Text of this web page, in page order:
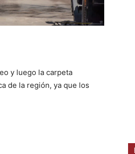
y luego la carpeta
de la región, ya que los